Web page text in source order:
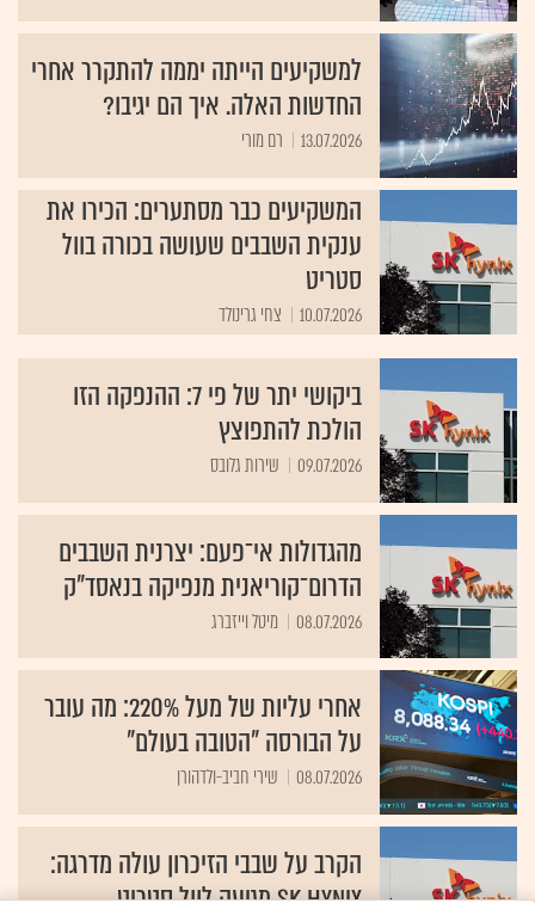
למשקיעים הייתה יממה להתקרר אחרי
החדשות האלה. איך הם יגיבו?
13.07.2026 רם מורי
המשקיעים כבר מסתערים: הכירו את
ענקית השבבים שעושה בכורה בוול
סטריט
10.07.2026 צחי גרינולד
ביקושי יתר של פי 7: ההנפקה הזו
הולכת להתפוצץ
09.07.2026 שירות גלובס
מהגדולות אי־פעם: יצרנית השבבים
הדרום־קוריאנית מנפיקה בנאסד"ק
08.07.2026 מיטל וייזברג
אחרי עליות של מעל 220%: מה עובר
על הבורסה "הטובה בעולם"
08.07.2026 שירי חביב-ולדהורן
הקרב על שבבי הזיכרון עולה מדרגה: